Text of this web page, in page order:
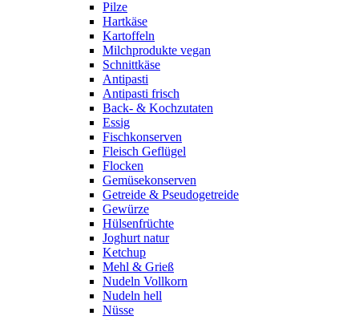
Pilze
Hartkäse
Kartoffeln
Milchprodukte vegan
Schnittkäse
Antipasti
Antipasti frisch
Back- & Kochzutaten
Essig
Fischkonserven
Fleisch Geflügel
Flocken
Gemüsekonserven
Getreide & Pseudogetreide
Gewürze
Hülsenfrüchte
Joghurt natur
Ketchup
Mehl & Grieß
Nudeln Vollkorn
Nudeln hell
Nüsse